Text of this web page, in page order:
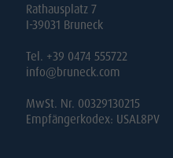
Rathausplatz 7
I-39031 Bruneck
Tel. +39 0474 555722
info@bruneck.com
MwSt. Nr. 00329130215
Empfängerkodex: USAL8PV